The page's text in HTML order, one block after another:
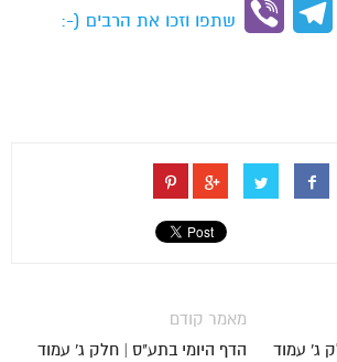
Skype
Telegram
Viber
שתפו וזכו את הרבים (-:
מאמר קודם
הדף היומי בתע"ס | חלק ג' עמוד
ג' עמוד